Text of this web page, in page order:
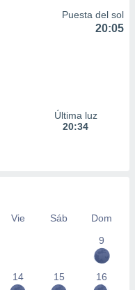
Puesta del sol
20:05
Última luz
20:34
Vie Sáb
Dom
9
14 15 16